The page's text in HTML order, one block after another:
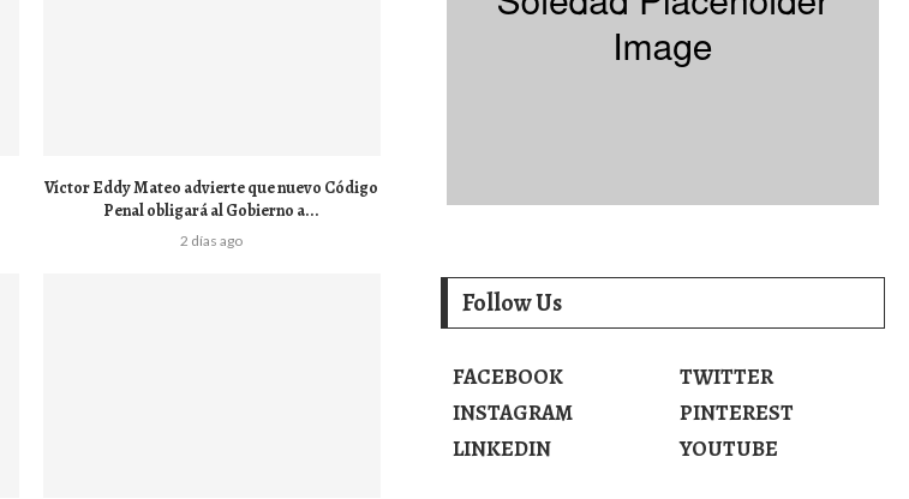
Víctor Eddy Mateo advierte que nuevo Código
Penal obligará al Gobierno a...
2 días ago
Follow Us
FACEBOOK
TWITTER
INSTAGRAM
PINTEREST
LINKEDIN
YOUTUBE